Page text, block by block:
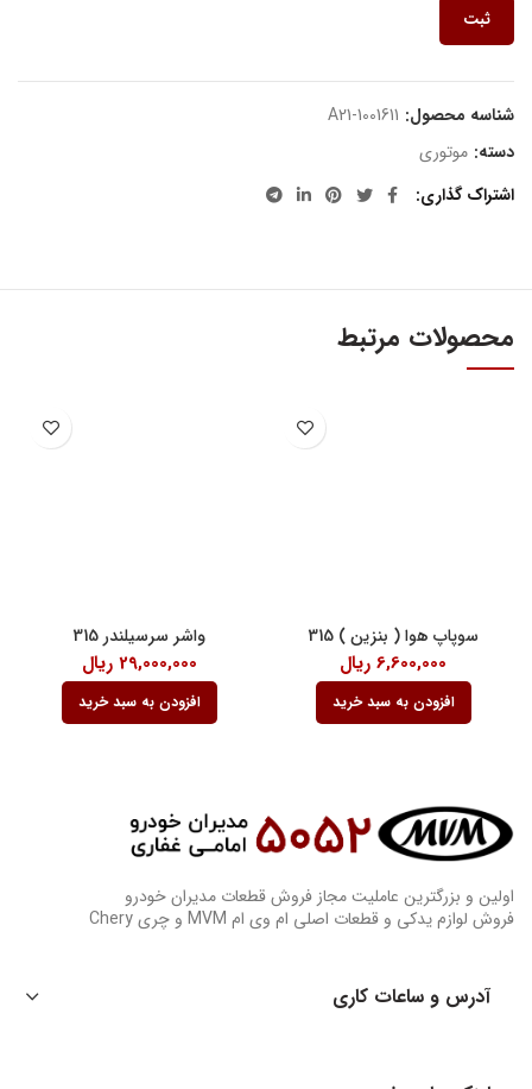
ثبت
شناسه محصول: A21-1001611
دسته: موتوری
اشتراک گذاری
محصولات مرتبط
سوپاپ هوا ( بنزین ) 315
6,600,000 ریال
افزودن به سبد خرید
واشر سرسیلندر 315
29,000,000 ریال
افزودن به سبد خرید
اولین و بزرگترین عاملیت مجاز فروش قطعات مدیران خودرو
فروش لوازم یدکی و قطعات اصلی ام وی ام MVM و چری Chery
آدرس و ساعات کاری